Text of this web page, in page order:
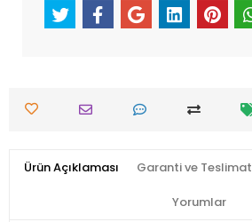
Ürün Açıklaması Garanti ve Teslimat
Yorumlar